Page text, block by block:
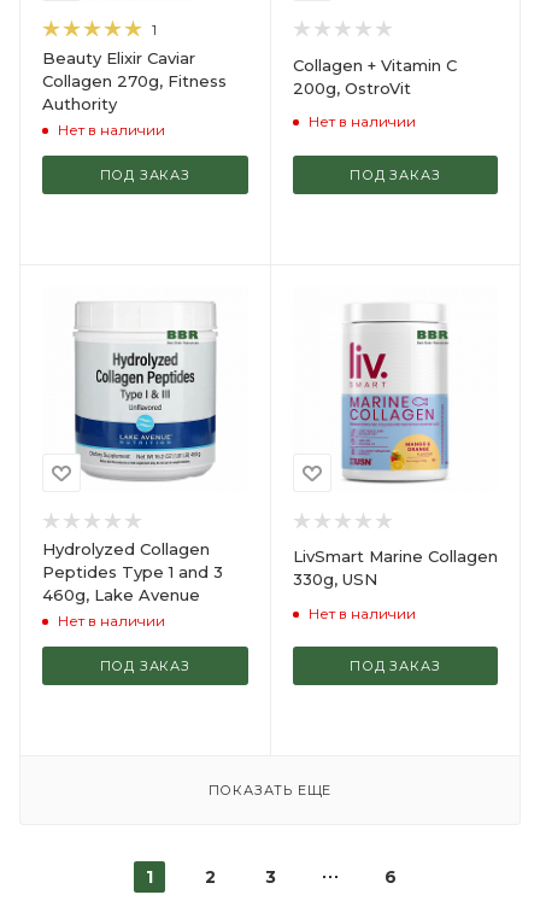
1
Beauty Elixir Caviar
Collagen 270g, Fitness
Authority
Нет в наличии
ПОД ЗАКАЗ
Collagen + Vitamin C
200g, OstroVit
Нет в наличии
ПОД ЗАКАЗ
Hydrolyzed Collagen
Peptides Type 1 and 3
460g, Lake Avenue
Нет в наличии
ПОД ЗАКАЗ
LivSmart Marine Collagen
330g, USN
Нет в наличии
ПОД ЗАКАЗ
ПОКАЗАТЬ ЕЩЕ
1 2 3 6